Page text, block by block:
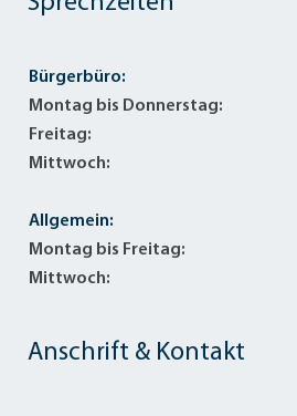
Anschrift & Kontakt
Bürgerbüro:
Montag bis Donnerstag:
Freitag:
Mittwoch:
Allgemein:
Montag bis Freitag:
Mittwoch: